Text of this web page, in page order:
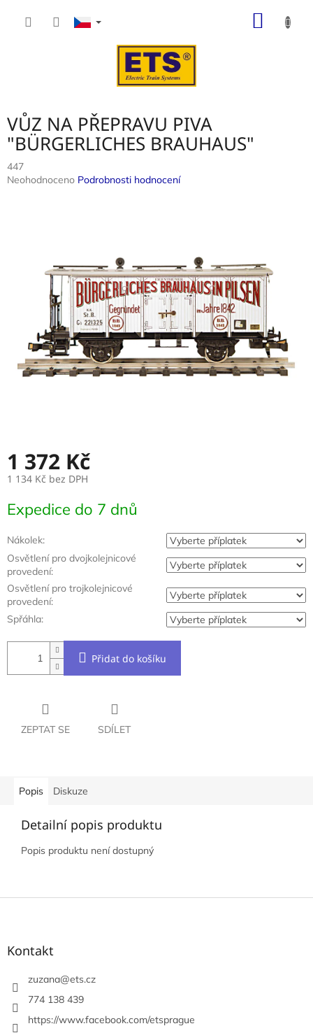
VŮZ NA PŘEPRAVU PIVA
"BÜRGERLICHES BRAUHAUS"
447
Průměrné
hvězdiček.
Neohodnoceno Podrobnosti hodnocení
1 372 Kč
1 134 Kč bez DPH
cena:
Expedice do 7 dnů
Nákolek:
Osvětlení pro dvojkolejnicové
provedení:
Osvětlení pro trojkolejnicové
provedení:
Spřáhla:
Přidat do košíku
ZEPTAT SE SDÍLET
Popis Diskuze
Detailní popis produktu
Popis produktu není dostupný
Z
Kontakt
zuzana@ets.cz
774 138 439
https://www.facebook.com/etsprague